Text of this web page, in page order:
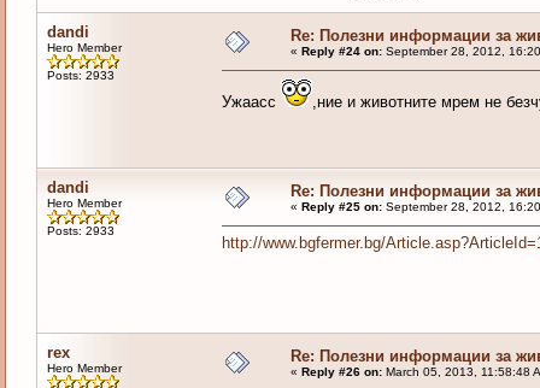
dandi
Hero Member
Posts: 2933
Re: Полезни информации за
« Reply #24 on:September 28, 2012,
Ужаасс ,ние и животните мрем не
dandi
Hero Member
Posts: 2933
Re: Полезни информации за
« Reply #25 on:September 28, 2012,
http://www.bgfermer.bg/
rex
Hero Member
Re: Полезни информации за
« Reply #26 on:March 05, 2013, 11:58:48